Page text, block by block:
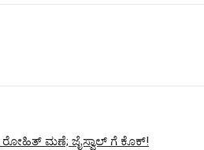
ರೋಹಿತ್ ಮಣೆ; ಜೈಸ್ವಾಲ್ ಗೆ ಕೊಕ್!